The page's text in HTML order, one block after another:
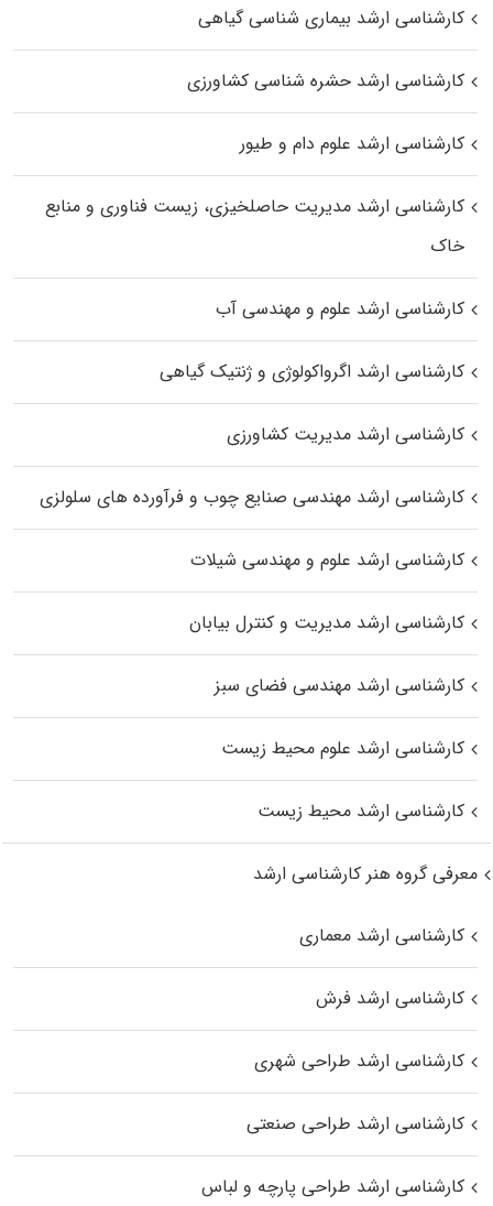
کارشناسی ارشد بیماری‌ شناسی گیاهی
کارشناسی ارشد حشره‌ شناسی کشاورزی
کارشناسی ارشد علوم دام و طیور
کارشناسی ارشد مدیریت حاصلخیزی، زیست فناوری و منابع
خاک
کارشناسی ارشد علوم و مهندسی آب
کارشناسی ارشد اگرواکولوژی و ژنتیک گیاهی
کارشناسی ارشد مدیریت کشاورزی
کارشناسی ارشد مهندسی صنایع چوب و فرآورده‌ های سلولزی
کارشناسی ارشد علوم و مهندسی شیلات
کارشناسی ارشد مدیریت و کنترل بیابان
کارشناسی ارشد مهندسی فضای سبز
کارشناسی ارشد علوم محیط‌ زیست
کارشناسی ارشد محیط زیست
معرفی گروه هنر کارشناسی ارشد
کارشناسی ارشد معماری
کارشناسی ارشد فرش
کارشناسی ارشد طراحی شهری
کارشناسی ارشد طراحی صنعتی
کارشناسی ارشد طراحی پارچه و لباس